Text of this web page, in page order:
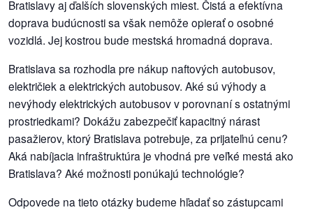
konania
stavebné
konania
pripomienkové
Bratislavy aj ďalších slovenských miest. Čistá a efektívna
doprava budúcnosti sa však nemôže opierať o osobné
vozidlá. Jej kostrou bude mestská hromadná doprava.
Bratislava sa rozhodla pre nákup naftových autobusov,
električiek a elektrických autobusov. Aké sú výhody a
nevýhody elektrických autobusov v porovnaní s ostatnými
prostriedkami? Dokážu zabezpečiť kapacitný nárast
pasažierov, ktorý Bratislava potrebuje, za prijateľnú cenu?
Aká nabíjacia infraštruktúra je vhodná pre veľké mestá ako
Bratislava? Aké možnosti ponúkajú technológie?
Odpovede na tieto otázky budeme hľadať so zástupcami